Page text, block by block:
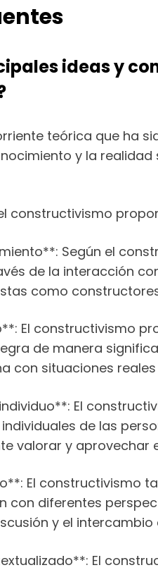
ideas y
teórica que ha
y la
constructivismo
Según el
de la interacción
como
El constructivismo
de manera
con situaciones
El
de las
valorar y aprovechar
El constructivismo
con diferentes
y el
El